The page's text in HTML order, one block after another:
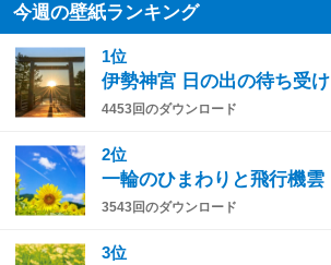
今週の壁紙ランキング
1位
伊勢神宮 日の出の待ち受け
4453回のダウンロード
2位
一輪のひまわりと飛行機雲
3543回のダウンロード
3位